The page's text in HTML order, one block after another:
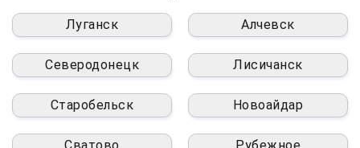
Луганск Алчевск
Северодонецк Лисичанск
Старобельск Новоайдар